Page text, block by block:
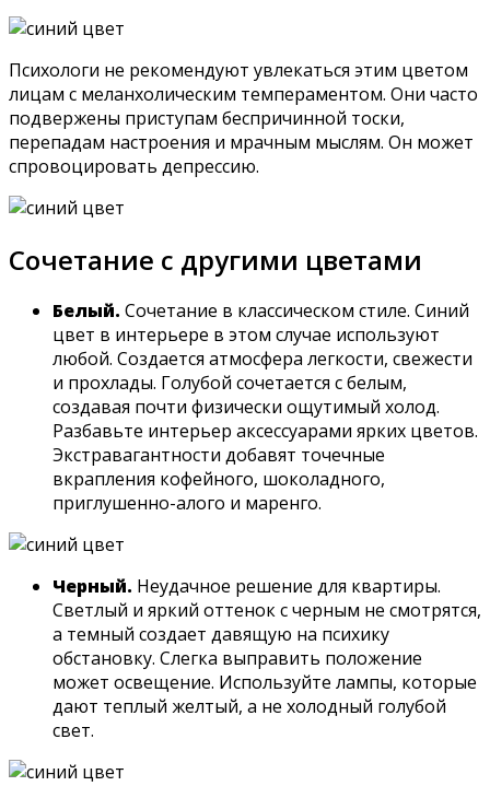
Психологи не рекомендуют увлекаться этим цветом
лицам с меланхолическим темпераментом. Они часто
подвержены приступам беспричинной тоски,
перепадам настроения и мрачным мыслям. Он может
спровоцировать депрессию.
Сочетание с другими цветами
Белый. Сочетание в классическом стиле. Синий
цвет в интерьере в этом случае используют
любой. Создается атмосфера легкости, свежести
и прохлады. Голубой сочетается с белым,
создавая почти физически ощутимый холод.
Разбавьте интерьер аксессуарами ярких цветов.
Экстравагантности добавят точечные
вкрапления кофейного, шоколадного,
приглушенно-алого и маренго.
Черный. Неудачное решение для квартиры.
Светлый и яркий оттенок с черным не смотрятся,
а темный создает давящую на психику
обстановку. Слегка выправить положение
может освещение. Используйте лампы, которые
дают теплый желтый, а не холодный голубой
свет.